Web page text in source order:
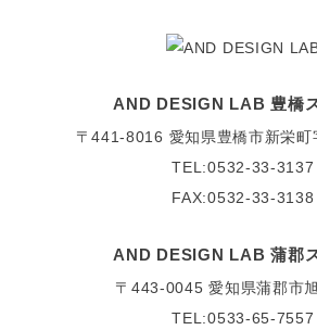
AND DESIGN LAB 豊橋
〒441-8016 愛知県豊橋市新栄町
TEL:0532-33-3137
FAX:0532-33-3138
AND DESIGN LAB 蒲郡
〒443-0045 愛知県蒲郡市
TEL:0533-65-7557